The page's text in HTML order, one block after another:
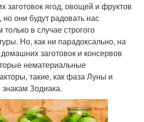
заготовок ягод, овощей и фруктов
они будут радовать нас
в случае строгого
Но, как ни парадоксально, на
заготовок и консервов
нематериальные
такие, как фаза Луны и
Зодиака.